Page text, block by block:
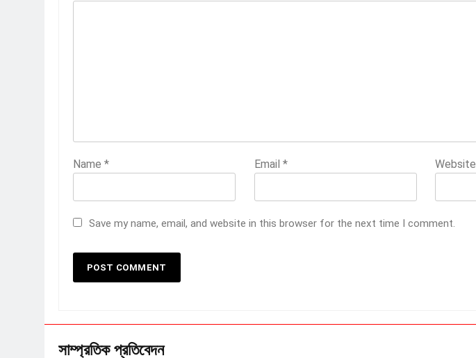
Name * Email * Website
Save my name, email, and website in this browser for the next time I comment.
সাম্প্রতিক প্রতিবেদন